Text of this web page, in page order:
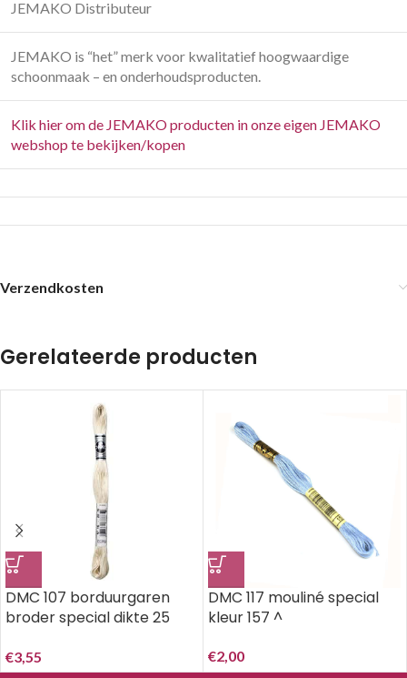
JEMAKO Distributeur
JEMAKO is “het” merk voor kwalitatief hoogwaardige
schoonmaak – en onderhoudsproducten.
Klik hier om de JEMAKO producten in onze eigen JEMAKO
webshop te bekijken/kopen
Verzendkosten
Gerelateerde producten
DMC 107 borduurgaren
broder special dikte 25
€3,55
DMC 117 mouliné special
kleur 157 ^
€2,00